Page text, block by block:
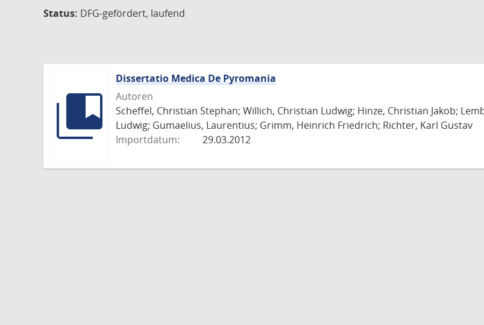
Status: DFG-gefördert, laufend
Dissertatio Medica De Pyromania
Autoren
Scheffel, Christian Stephan; Willich, Christian Ludwig; Hinze, Christian Jakob;
Ludwig; Gumaelius, Laurentius; Grimm, Heinrich Friedrich; Richter, Karl Gustav
Importdatum:
29.03.2012